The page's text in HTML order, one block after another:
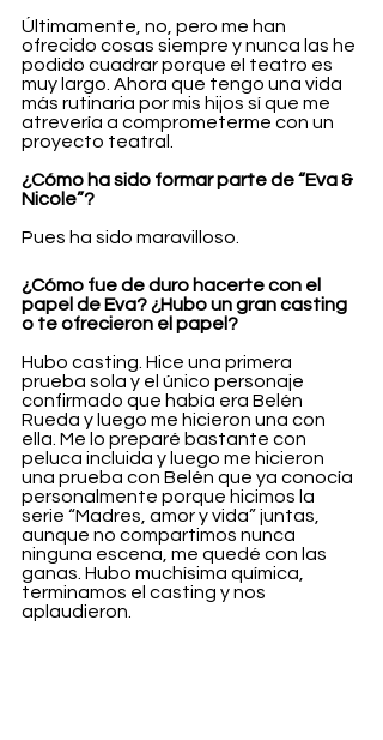
Últimamente, no, pero me han
ofrecido cosas siempre y nunca las he
podido cuadrar porque el teatro es
muy largo. Ahora que tengo una vida
más rutinaria por mis hijos sí que me
atrevería a comprometerme con un
proyecto teatral.
¿Cómo ha sido formar parte de “Eva &
Nicole”?
Pues ha sido maravilloso.
¿Cómo fue de duro hacerte con el
papel de Eva? ¿Hubo un gran casting
o te ofrecieron el papel?
Hubo casting. Hice una primera
prueba sola y el único personaje
confirmado que había era Belén
Rueda y luego me hicieron una con
ella. Me lo preparé bastante con
peluca incluida y luego me hicieron
una prueba con Belén que ya conocía
personalmente porque hicimos la
serie “Madres, amor y vida” juntas,
aunque no compartimos nunca
ninguna escena, me quedé con las
ganas. Hubo muchísima química,
terminamos el casting y nos
aplaudieron.